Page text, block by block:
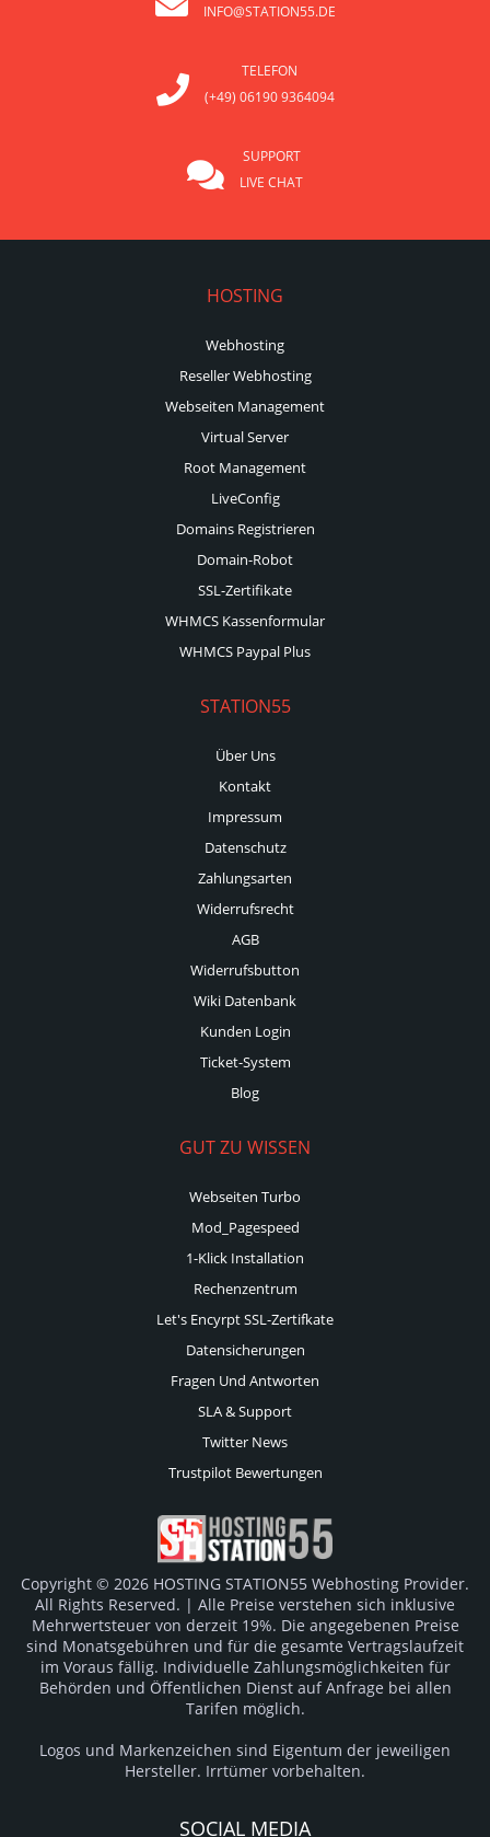
INFO@STATION55.DE
TELEFON
(+49) 06190 9364094
SUPPORT
LIVE CHAT
HOSTING
Webhosting
Reseller Webhosting
Webseiten Management
Virtual Server
Root Management
LiveConfig
Domains Registrieren
Domain-Robot
SSL-Zertifikate
WHMCS Kassenformular
WHMCS Paypal Plus
STATION55
Über Uns
Kontakt
Impressum
Datenschutz
Zahlungsarten
Widerrufsrecht
AGB
Widerrufsbutton
Wiki Datenbank
Kunden Login
Ticket-System
Blog
GUT ZU WISSEN
Webseiten Turbo
Mod_Pagespeed
1-Klick Installation
Rechenzentrum
Let's Encyrpt SSL-Zertifkate
Datensicherungen
Fragen Und Antworten
SLA & Support
Twitter News
Trustpilot Bewertungen
Copyright © 2026 HOSTING STATION55 Webhosting Provider.
All Rights Reserved. | Alle Preise verstehen sich inklusive
Mehrwertsteuer von derzeit 19%. Die angegebenen Preise
sind Monatsgebühren und für die gesamte Vertragslaufzeit
im Voraus fällig. Individuelle Zahlungsmöglichkeiten für
Behörden und Öffentlichen Dienst auf Anfrage bei allen
Tarifen möglich.
Logos und Markenzeichen sind Eigentum der jeweiligen
Hersteller. Irrtümer vorbehalten.
SOCIAL MEDIA